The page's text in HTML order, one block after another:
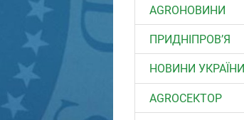
AGROНОВИНИ
ПРИДНІПРОВ’Я
НОВИНИ УКРАЇНИ
АGROСЕКТОР